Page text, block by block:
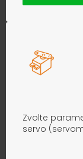
Zvolte
servo